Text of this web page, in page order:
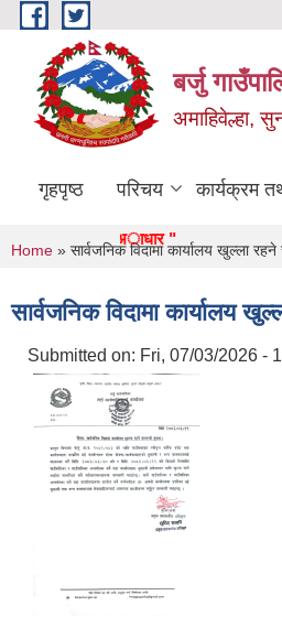
Skip to main content
बर्जु
अमाहिवेल्हा,
गृहपृष्ठ परिचय कार्यक्रम
बर्जुकाे अाधार "
You are here
Home » सार्वजनिक विदामा कार्यालय खुल्ला
सार्वजनिक विदामा कार्यालय
Submitted on: Fri, 07/03/2026 -